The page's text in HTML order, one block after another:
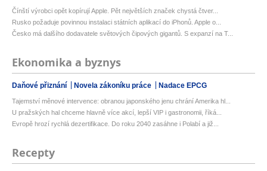
Čínští výrobci opět kopírují Apple. Pět největších značek chystá čtver...
Rusko požaduje povinnou instalaci státních aplikací do iPhonů. Apple o...
Česko má dalšího dodavatele světových čipových gigantů. S expanzí na T...
Ekonomika a byznys
Daňové přiznání Novela zákoníku práce Nadace EPCG
Tajemství měnové intervence: obranou japonského jenu chrání Amerika hl...
U pražských hal chceme hlavně více akcí, lepší VIP i gastronomii, říká...
Evropě hrozí rychlá dezertifikace. Do roku 2040 zasáhne i Polabí a již...
Recepty